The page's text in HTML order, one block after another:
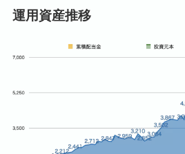
運用資産推移